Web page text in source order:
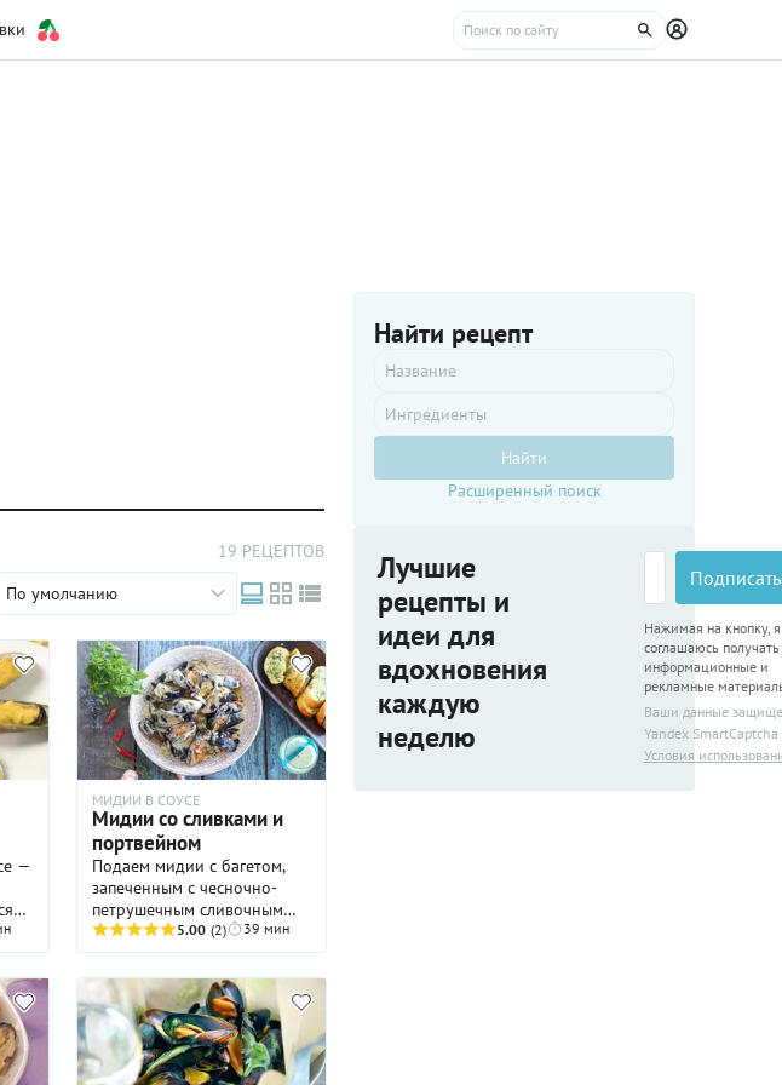
19 РЕЦЕПТОВ
По умолчанию
—
то
МИДИИ В СОУСЕ
Мидии со сливками и
портвейном
Подаем мидии с багетом,
запеченным с чесночно-
петрушечным сливочным
маслом. Из напитков
рекомендуется светлое
пшеничное пиво.
5.00 (2) 39 мин
Найти рецепт
Найти
Расширенный поиск
Лучшие
рецепты и
идеи для
вдохновения
каждую
неделю
Нажимая на кнопку, я
соглашаюсь получать
информационные и
рекламные
Ваши данные
Yandex SmartCaptcha
Условия